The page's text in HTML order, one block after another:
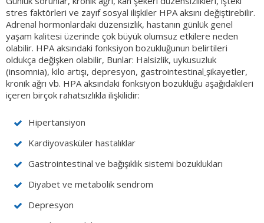
stres faktörleri ve zayıf sosyal ilişkiler HPA aksını değiştirebilir.
Adrenal hormonlardaki düzensizlik, hastanın günlük genel
yaşam kalitesi üzerinde çok büyük olumsuz etkilere neden
olabilir. HPA aksındaki fonksiyon bozukluğunun belirtileri
oldukça değişken olabilir, Bunlar: Halsizlik, uykusuzluk
(insomnia), kilo artışı, depresyon, gastrointestinal şikayetler,
kronik ağrı vb. HPA aksındaki fonksiyon bozukluğu aşağıdakileri
içeren birçok rahatsızlıkla ilişkilidir:
Hipertansiyon
Kardiyovasküler hastalıklar
Gastrointestinal ve bağışıklık sistemi bozuklukları
Diyabet ve metabolik sendrom
Depresyon